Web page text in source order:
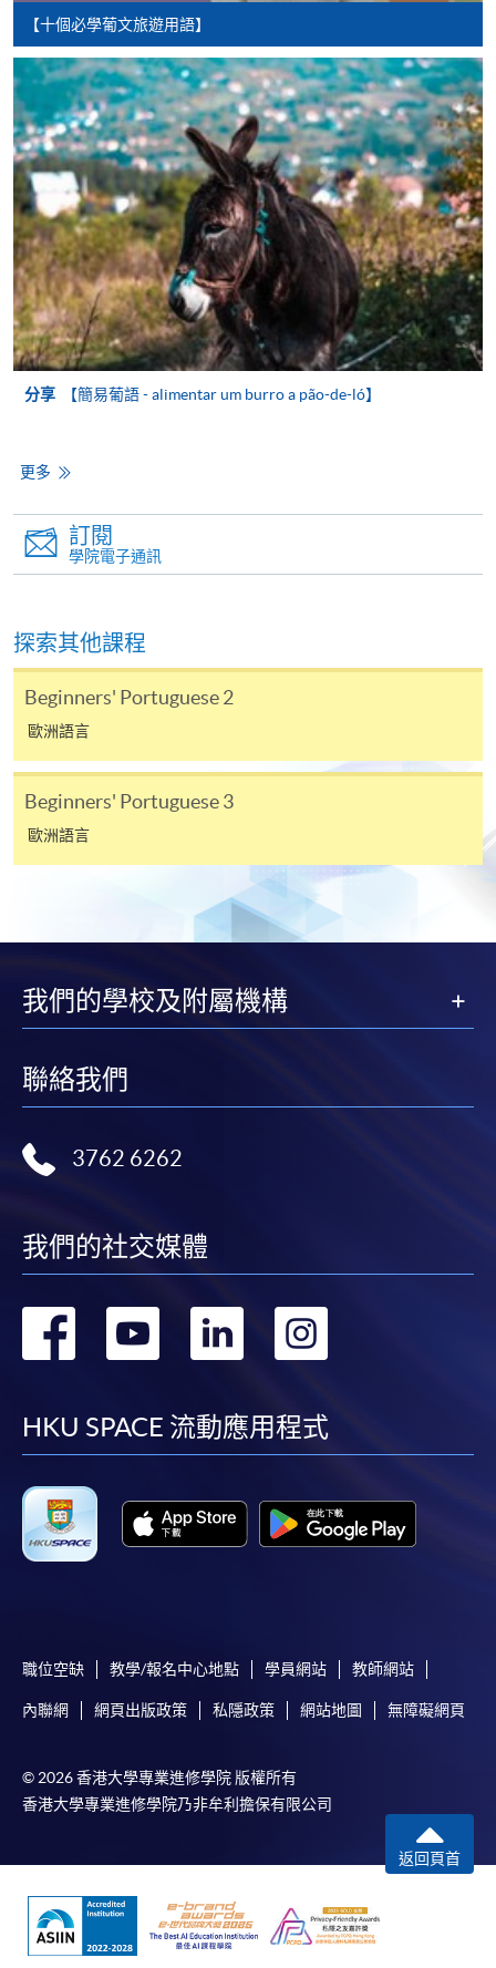
[下載報名表SF26
申請學歷頒授及專業課程可能需要其他資料，報名
表可向報名中心或有關課程負責人索取。填妥申請
表格後，請連同報名費/學費以及所需證明文件親
往報名中心或以郵遞方式遞交。
報讀同一學歷頒授課程內其他單元
​學院為學歷頒授課程特設「註冊及學費通知」，適
用於一般學歷頒授課程。
課程負責人會為學員送上「註冊及學費通知」
(「通知」)，請填妥有關「通知」，並親往報名中
何疑問，請詳閱個別課程資料，或聯絡有關課程負責
人或報名中心。
選用網上報名服務必須在已接駁互聯網及支援
JavaScript程式瀏覽器的電腦上進行。建議選用
Google Chrome瀏覽器。
申請人不應閒置申請超過10分鐘。否則，申請人
必須重新開始整個申請程序。
網上報名只支援「提早報讀優惠」。如需享用其他
報讀優惠，請親臨學院的報名中心報名。
在網上報名過程中，由於提交課程申請和付款在系
統處理上為兩個不同的程序，成功付款並不保證成
功被獲取錄。任何不成功的申請，課程組職員將儘
快與 閣下聯絡。
程/科目只可提交一次申請。
確認。另外，確認電子郵件亦會發送到 閣下的電
法例規定外，一切已繳費用，概不退還。
請者是否獲取錄。落選的申請人將獲退還已繳交的
學費。
卻不能為這些資訊作出任何明確或隱含的保證。本學院尤其不
會保證下列各項：資訊並無侵犯版權，資訊可安全使用、資訊
準確、資訊適合任何目的、資訊不含電腦病毒等。
付款銀行或獨立商戶因為付款的網關在處理付款的信用卡、付
失誤、延誤、中斷、中止、或限制（2）從付款的網關傳送而
（3）付款的網關在完成網上付款時出現的故障、失靈、或失
誤；（4）任何由付款的網關引起或與付款的網關相關的原
因，包括未獲授權進入、資料傳送的改動、任何非法行為等。
切以英文版本為準。
【十個必學葡文旅遊用語】
分享 【簡易葡語 - alimentar um burro a pão-de-ló】
更多
訂閱
學院電子通訊
探索其他課程
Beginners' Portuguese 2
歐洲語言
Beginners' Portuguese 3
歐洲語言
我們的學校及附屬機構
聯絡我們
3762 6262
我們的社交媒體
轉
facebook
轉
youtube
轉
linkedin
轉
HKU SPACE 流動應用程式
職位空缺 教學/報名中心地點 學員網站 教師網站
內聯網 網頁出版政策 私隱政策 網站地圖 無障礙網頁
© 2026 香港大學專業進修學院 版權所有
香港大學專業進修學院乃非牟利擔保有限公司
返回頁首